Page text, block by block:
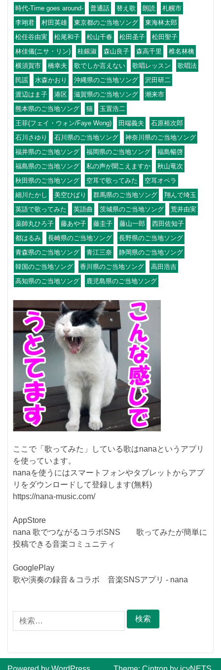
時代-Time goes around-
普通話 替え歌 朗読
札幌市
李翊君
村田英雄 東京都のご当地ソング
東海林太郎
松任谷由実
松尾和子 松山千春 松田圣子
松田聖子
林佳儀(ニサ・リン)
桂銀淑 森山良子 森高千里
椎名林檎
横須賀市
橋幸夫 歌でしか言えない 歌唱レッスン
歌唱法
民謡
水森かおり 沖縄県のご当地ソング
沢田研二
渡辺はま子
港区 滋賀県のご当地ソング
潮来市
熊本県のご当地ソング
猫
玉置浩二
王菲(フェイ・ウォン/Faye Wong)
田端義夫
石原裕次郎
石川さゆり
石川県のご当地ソング
神奈川県のご当地ソング
福井県のご当地ソング
福岡県のご当地ソング
福島暢啓
福島県のご当地ソング
私の声が聞こえますか
秋山竜次
秋田県のご当地ソング
空耳で歌ってみた
空耳オペラ
細川たかし
美空ひばり 群馬県のご当地ソング
翔んで埼玉
英語で歌ってみた
英語曲 茨城県のご当地ソング
荒井由実
薬師丸ひろ子
藤あや子 藤圭子 藤山一郎
西田佐知子
都はるみ
長崎県のご当地ソング
長野県のご当地ソング
青森県のご当地ソング
青江三奈
静岡県のご当地ソング
韓国のご当地ソング
香川県のご当地ソング
高田浩吉
高知県のご当地ソング
鹿児島県のご当地ソング
ここで「歌ってみた」している歌はnanaというアプリ
を使っています。
nanaを使うにはスマートフォンやタブレットからアプ
リをダウンロードして登録します(無料)
https://nana-music.com/
AppStore
nana 歌でつながるコラボSNS 歌ってみたが簡単に
投稿できる音楽コミュニティ
GooglePlay
歌や演奏の録音＆コラボ 音楽SNSアプリ - nana
検
索: